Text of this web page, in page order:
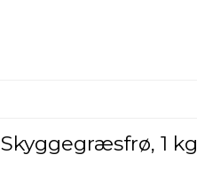
Skyggegræsfrø, 1 kg